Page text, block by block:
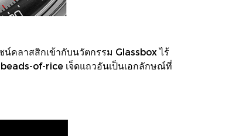
คลาสสิกเข้ากับนวัตกรรม Glassbox ไร้
of-rice เจ็ดแถวอันเป็นเอกลักษณ์ที่